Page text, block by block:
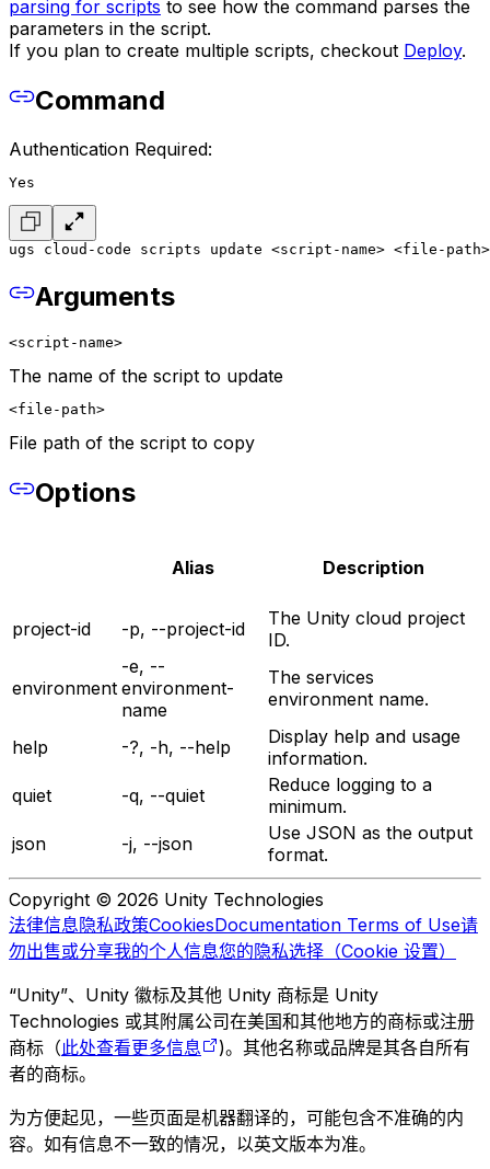
parsing for scripts to see how the command parses the
parameters in the script.
If you plan to create multiple scripts, checkout Deploy.
Command
Authentication Required:
Yes
ugs cloud-code scripts update <script-name> <file-
Arguments
<script-name>
The name of the script to update
<file-path>
File path of the script to copy
Options
Alias Description
project-id -p, --project-id
The Unity cloud project
ID.
environment
-e, --
environment-
name
The services
environment name.
help -?, -h, --help
Display help and usage
information.
quiet
-q, --quiet
Reduce logging to a
minimum.
json
-j, --json
Use JSON as the output
format.
Copyright © 2026 Unity Technologies
法律信息隐私政策CookiesDocumentation Terms of Use请
勿出售或分享我的个人信息您的隐私选择（Cookie 设置）
“Unity”、Unity 徽标及其他 Unity 商标是 Unity
Technologies 或其附属公司在美国和其他地方的商标或注册
商标（此处查看更多信息
)。其他名称或品牌是其各自所有
者的商标。
为方便起见，一些页面是机器翻译的，可能包含不准确的内
容。如有信息不一致的情况，以英文版本为准。